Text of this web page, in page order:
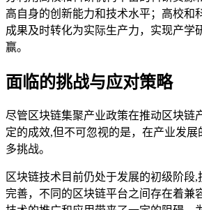
高自身的创新能力和技术水平；高校和
成果及时转化为实际生产力，实现产学
赢。
面临的挑战与应对策略
尽管区块链集聚产业政策在推动区块链
定的成效,但不可忽视的是，在产业发
多挑战。
区块链技术目前仍处于发展的初级阶段
完善，不同的区块链平台之间存在着兼